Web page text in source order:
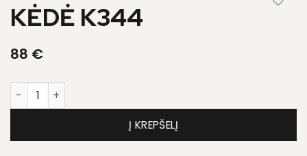
KĖDĖ K344
88 €
produkto kiekis: Kėdė K344
Į KREPŠELĮ